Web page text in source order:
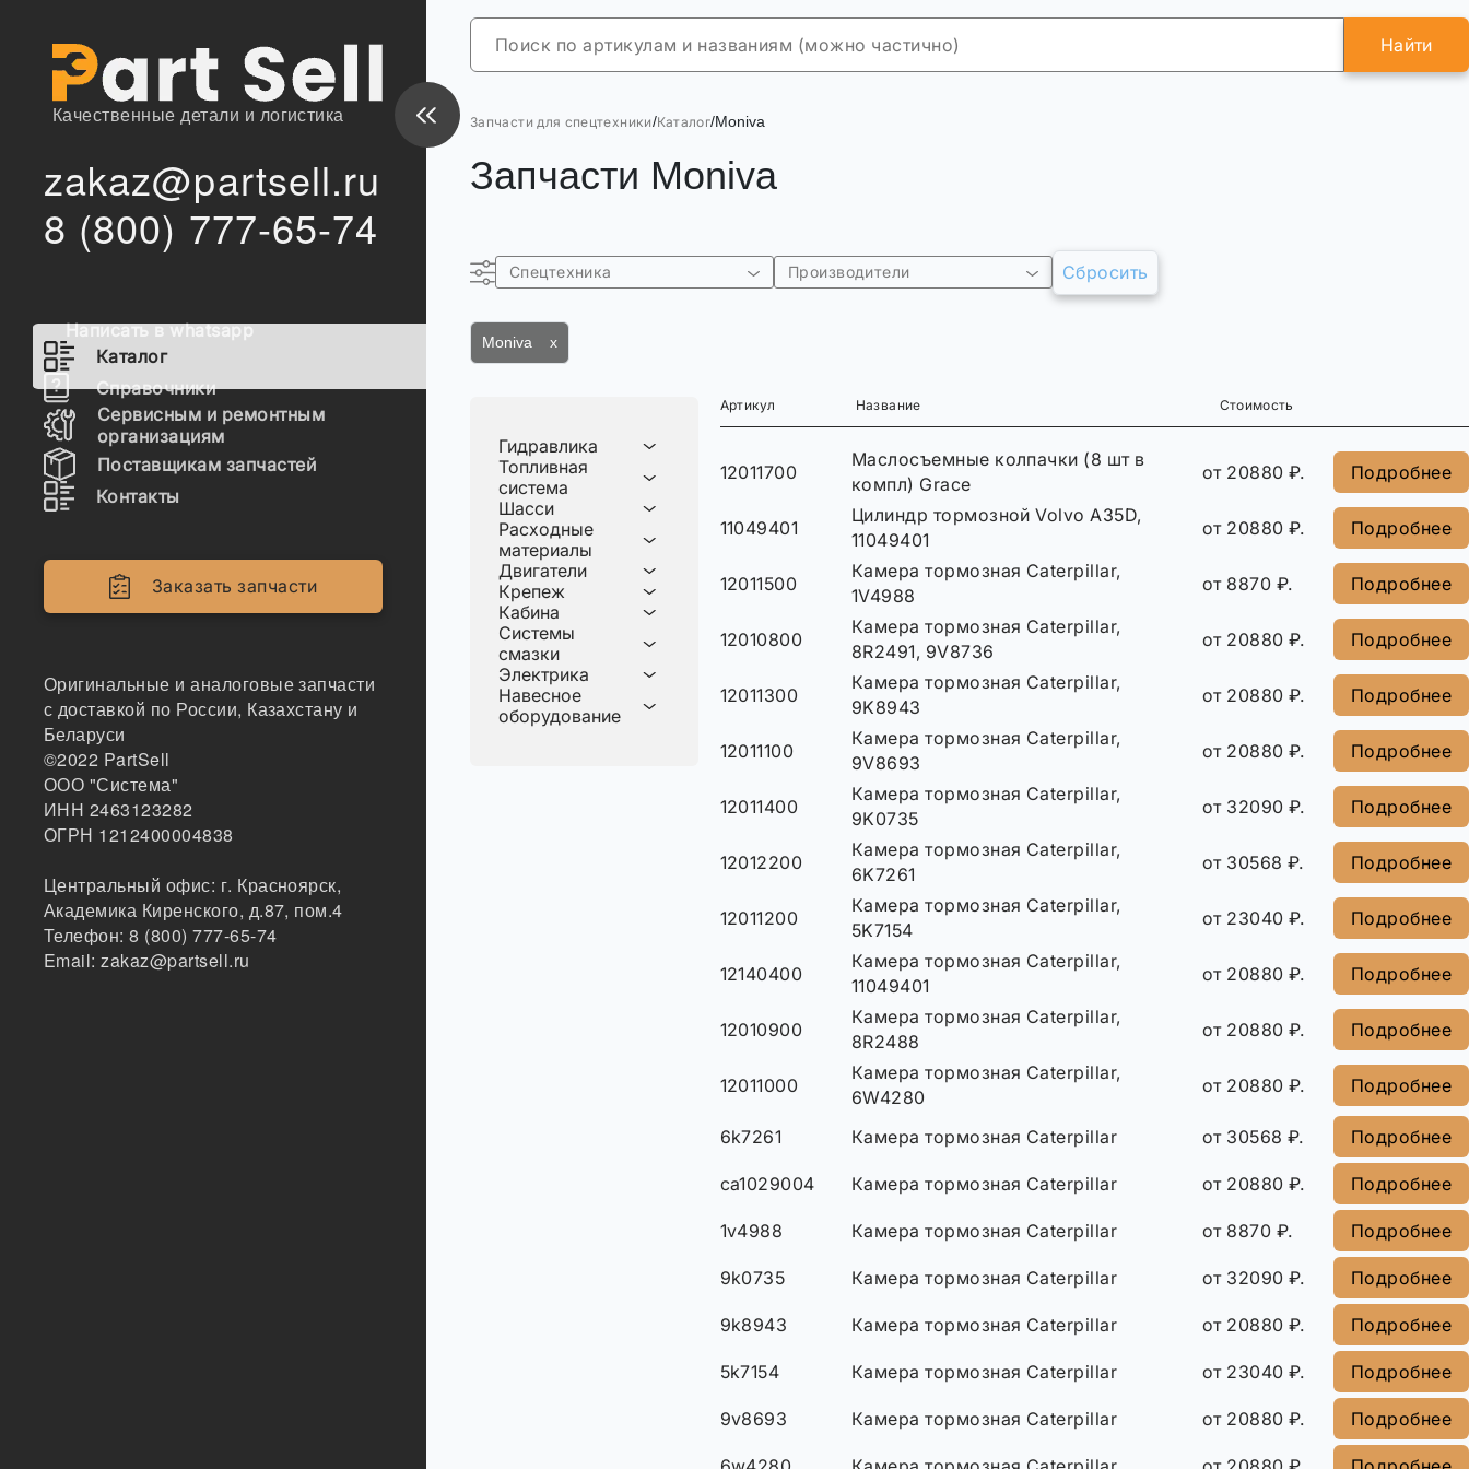
Качественные детали и логистика
zakaz@partsell.ru
8 (800) 777-65-74
Написать в whatsapp
Каталог
Справочники
Сервисным и ремонтным
организациям
Поставщикам запчастей
Контакты
Заказать запчасти
Оригинальные и аналоговые запчасти
с доставкой по России, Казахстану и
Беларуси
©2022 PartSell
ООО "Система"
ИНН 2463123282
ОГРН 1212400004838
Центральный офис: г. Красноярск,
Академика Киренского, д.87, пом.4
Телефон:8 (800) 777-65-74
Email:zakaz@partsell.ru
Найти
Запчасти для спецтехники/Каталог/Moniva
Запчасти Moniva
Гидравлика
Топливная
система
Шасси
Расходные
материалы
Двигатели
Крепеж
Кабина
Системы
смазки
Электрика
Навесное
оборудование
Спецтехника Производители Сбросить
Moniva x
Артикул Название Стоимость
12011700
Маслосъемные колпачки (8 шт в
компл) Grace
от 20880 ₽. Подробнее
11049401
Цилиндр тормозной Volvo A35D,
11049401
от 20880 ₽. Подробнее
12011500
Камера тормозная Caterpillar,
1V4988
от 8870 ₽. Подробнее
12010800
Камера тормозная Caterpillar,
8R2491, 9V8736
от 20880 ₽. Подробнее
12011300
Камера тормозная Caterpillar,
9K8943
от 20880 ₽. Подробнее
12011100
Камера тормозная Caterpillar,
9V8693
от 20880 ₽. Подробнее
12011400
Камера тормозная Caterpillar,
9K0735
от 32090 ₽. Подробнее
12012200
Камера тормозная Caterpillar,
6K7261
от 30568 ₽. Подробнее
12011200
Камера тормозная Caterpillar,
5K7154
от 23040 ₽. Подробнее
12140400
Камера тормозная Caterpillar,
11049401
от 20880 ₽. Подробнее
12010900
Камера тормозная Caterpillar,
8R2488
от 20880 ₽. Подробнее
12011000
Камера тормозная Caterpillar,
6W4280
от 20880 ₽. Подробнее
6k7261 Камера тормозная Caterpillar от 30568 ₽. Подробнее
ca1029004 Камера тормозная Caterpillar от 20880 ₽. Подробнее
1v4988 Камера тормозная Caterpillar от 8870 ₽. Подробнее
9k0735 Камера тормозная Caterpillar от 32090 ₽. Подробнее
9k8943 Камера тормозная Caterpillar от 20880 ₽. Подробнее
5k7154 Камера тормозная Caterpillar от 23040 ₽. Подробнее
9v8693 Камера тормозная Caterpillar от 20880 ₽. Подробнее